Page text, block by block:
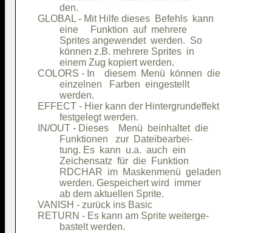
         den.
GLOBAL - Mit Hilfe dieses  Befehls  kann
         eine     Funktion  auf  mehrere
         Sprites angewendet  werden.  So
         können z.B. mehrere Sprites  in
         einem Zug kopiert werden.
COLORS - In    diesem  Menü  können  die
         einzelnen   Farben  eingestellt
         werden.
EFFECT - Hier kann der Hintergrundeffekt
         festgelegt werden.
IN/OUT - Dieses    Menü  beinhaltet  die
         Funktionen   zur  Dateibearbei-
         tung. Es  kann  u.a.  auch  ein
         Zeichensatz  für  die  Funktion
         RDCHAR  im  Maskenmenü  geladen
         werden. Gespeichert wird  immer
         ab dem aktuellen Sprite.
VANISH - zurück ins Basic
RETURN - Es kann am Sprite weiterge-
         bastelt werden.